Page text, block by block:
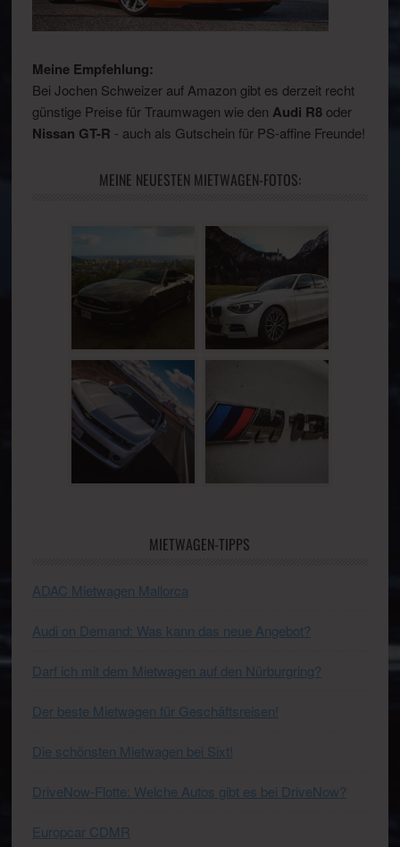
Meine Empfehlung:
Bei Jochen Schweizer auf Amazon gibt es derzeit recht
günstige Preise für Traumwagen wie den Audi R8oder
Nissan GT-R - auch als Gutschein für PS-affine Freunde!
MEINE NEUESTEN MIETWAGEN-FOTOS:
MIETWAGEN-TIPPS
ADAC Mietwagen Mallorca
Audi on Demand: Was kann das neue Angebot?
Darf ich mit dem Mietwagen auf den Nürburgring?
Der beste Mietwagen für Geschäftsreisen!
Die schönsten Mietwagen bei Sixt!
DriveNow-Flotte: Welche Autos gibt es bei DriveNow?
Europcar CDMR